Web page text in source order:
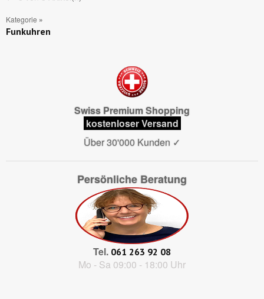
Kategorie »
Funkuhren
Swiss Premium Shopping
kostenloser Versand
Über 30'000 Kunden ✓
Persönliche Beratung
Tel. 061 263 92 08
Mo - Sa 09:00 - 18:00 Uhr